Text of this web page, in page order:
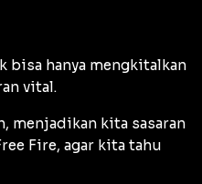
bisa hanya mengkitalkan
vital.
menjadikan kita sasaran
Fire, agar kita tahu